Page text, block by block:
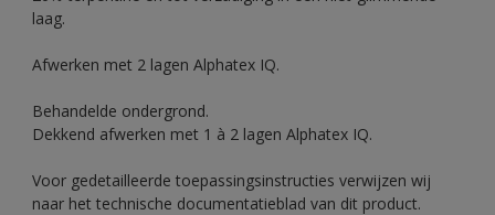
laag.
Afwerken met 2 lagen Alphatex IQ.
Behandelde ondergrond.
Dekkend afwerken met 1 à 2 lagen Alphatex IQ.
Voor gedetailleerde toepassingsinstructies verwijzen wij
naar het technische documentatieblad van dit product.